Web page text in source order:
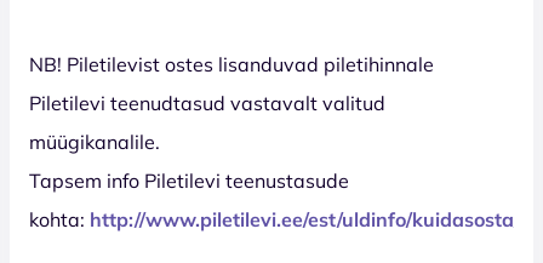
NB! Piletilevist ostes lisanduvad piletihinnale
Piletilevi teenudtasud vastavalt valitud
müügikanalile.
Tapsem info Piletilevi teenustasude
kohta: http://www.piletilevi.ee/est/uldinfo/kuidasosta/